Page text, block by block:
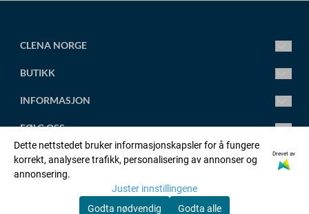
CLENA NORGE
Vi leverer alt fra små standard høytrykksspylere til store
spesialtilpassede anlegg.
post@clena.no
Tlf.: +47 45 88 58 31
Org. nr. 920230695
Orstadvegen 128b, 4353 KLEPP STASJON
BUTIKK
Mandag-Fredag 8.00-16.00
Kontakt oss
OPPRETT KONTO
INFORMASJON
Om oss
Artikler
Salgsbetingelser
Personvernerklæring
FØLG OSS
Facebook
© Copyright Company, org. number xxxxxx-xxxx
Dette nettstedet bruker informasjonskapsler for å fungere
korrekt, analysere trafikk, personalisering av annonser og
annonsering.
Drevet av
Juster innstillingene
Godta nødvendig
Godta alle